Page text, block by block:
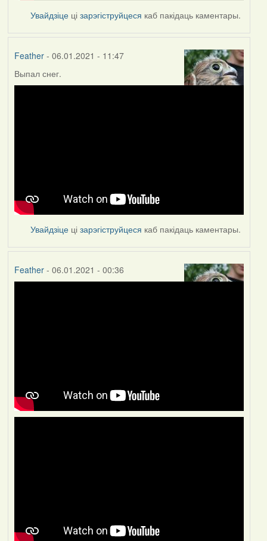
Увайдзіце цізарэгіструйцеся каб пакідаць каментары.
Feather- 06.01.2021 - 11:47
Выпал снег.
Увайдзіце цізарэгіструйцеся каб пакідаць каментары.
Feather- 06.01.2021 - 00:36